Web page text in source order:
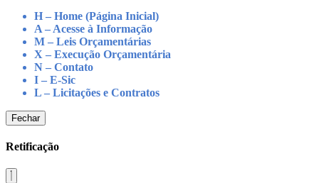
H – Home (Página Inicial)
A – Acesse à Informação
M – Leis Orçamentárias
X – Execução Orçamentária
N – Contato
I – E-Sic
L – Licitações e Contratos
Fechar
Retificação